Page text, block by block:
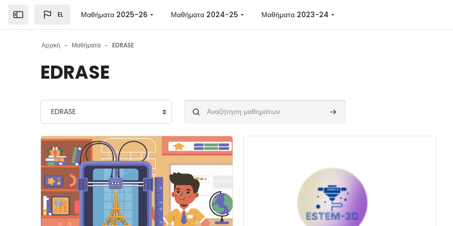
Open the sidebar
EL Μαθήματα 2025-26 Μαθήματα 2024-25 Μαθήματα 2023-24
Αρχική Μαθήματα EDRASE
EDRASE
Κατηγορίες μαθημάτων Αναζήτηση μαθημάτων Αναζήτηση μαθημάτων
Εικόνα μαθήματος" Empowering Students Through Educational Enhancement with 3D Printing Technology